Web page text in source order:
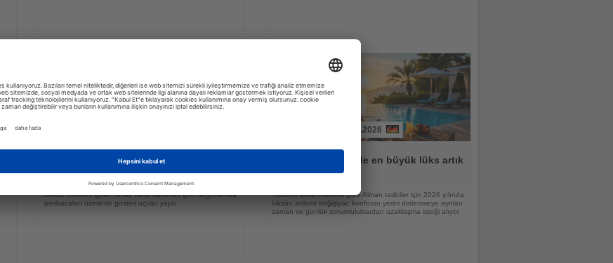
Kapadokya Balon Festivali 30 figürlü
balonla başladı
Dokuz ülkeden gelen sıcak hava balonları gün doğumunda
peribacaları üzerinde gösteri uçuşu yaptı
31.07.2026
Almanlar için tatilde en büyük lüks artık
zaman
YouGov araştırmasına göre Alman tatilciler için 2026 yılında
lüksün anlamı değişiyor; konforun yerini dinlenmeye ayrılan
zaman ve günlük sorumluluklardan uzaklaşma isteği alıyor